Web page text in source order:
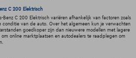
C 200 Elektrisch
C 200 Elektrisch variëren afhankelijk van factoren zoals
conditie van de auto. Over het algemeen kun je verwachten
goedkoper zijn dan nieuwere modellen met lagere
online marktplaatsen en autodealers te raadplegen om